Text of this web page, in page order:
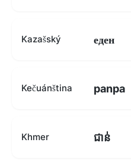
Kazašský еден
Kečuánština panpa
Khmer ជាន់